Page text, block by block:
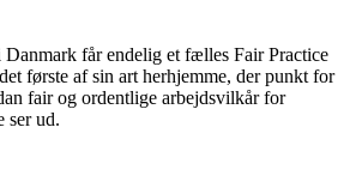
får endelig et fælles Fair Practice
første af sin art herhjemme, der punkt for
fair og ordentlige arbejdsvilkår for
ser ud.